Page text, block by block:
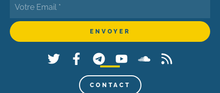
CONTACT